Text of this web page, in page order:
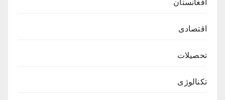
افغانستان
اقتصادی
تحصیلات
تکنالوژی